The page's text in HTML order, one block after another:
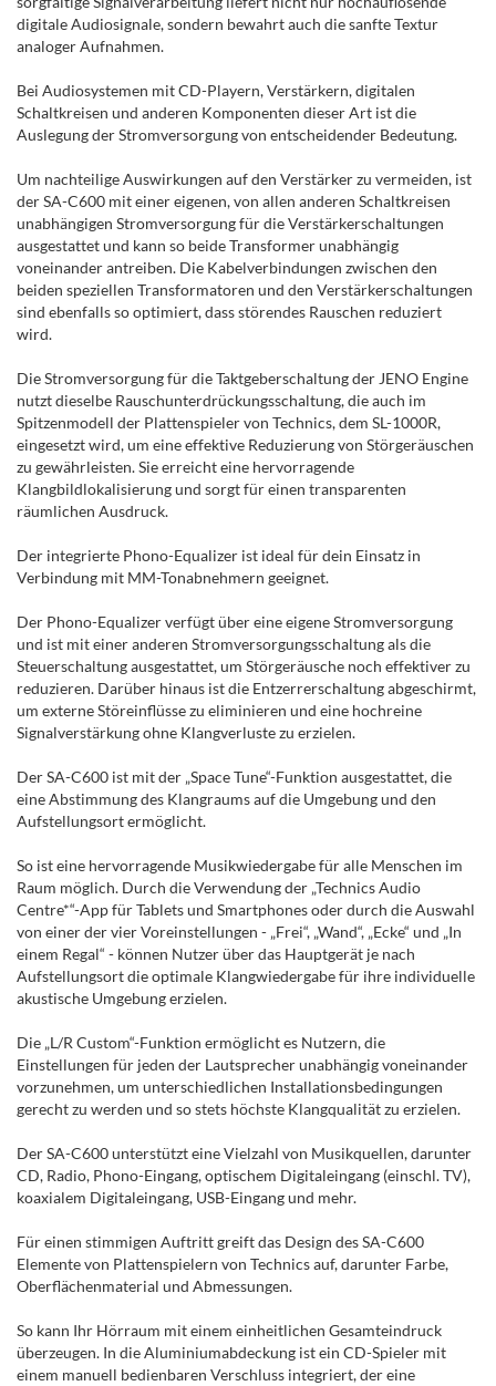
digitale Audiosignale, sondern bewahrt auch die sanfte Textur
analoger Aufnahmen.
Bei Audiosystemen mit CD-Playern, Verstärkern, digitalen
Schaltkreisen und anderen Komponenten dieser Art ist die
Auslegung der Stromversorgung von entscheidender Bedeutung.
Um nachteilige Auswirkungen auf den Verstärker zu vermeiden, ist
der SA-C600 mit einer eigenen, von allen anderen Schaltkreisen
unabhängigen Stromversorgung für die Verstärkerschaltungen
ausgestattet und kann so beide Transformer unabhängig
voneinander antreiben. Die Kabelverbindungen zwischen den
beiden speziellen Transformatoren und den Verstärkerschaltungen
sind ebenfalls so optimiert, dass störendes Rauschen reduziert
wird.
Die Stromversorgung für die Taktgeberschaltung der JENO Engine
nutzt dieselbe Rauschunterdrückungsschaltung, die auch im
Spitzenmodell der Plattenspieler von Technics, dem SL-1000R,
eingesetzt wird, um eine effektive Reduzierung von Störgeräuschen
zu gewährleisten. Sie erreicht eine hervorragende
Klangbildlokalisierung und sorgt für einen transparenten
räumlichen Ausdruck.
Der integrierte Phono-Equalizer ist ideal für dein Einsatz in
Verbindung mit MM-Tonabnehmern geeignet.
Der Phono-Equalizer verfügt über eine eigene Stromversorgung
und ist mit einer anderen Stromversorgungsschaltung als die
Steuerschaltung ausgestattet, um Störgeräusche noch effektiver zu
reduzieren. Darüber hinaus ist die Entzerrerschaltung abgeschirmt,
um externe Störeinflüsse zu eliminieren und eine hochreine
Signalverstärkung ohne Klangverluste zu erzielen.
Der SA-C600 ist mit der „Space Tune“-Funktion ausgestattet, die
eine Abstimmung des Klangraums auf die Umgebung und den
Aufstellungsort ermöglicht.
So ist eine hervorragende Musikwiedergabe für alle Menschen im
Raum möglich. Durch die Verwendung der „Technics Audio
Centre*“-App für Tablets und Smartphones oder durch die Auswahl
von einer der vier Voreinstellungen - „Frei“, „Wand“, „Ecke“ und „In
einem Regal“ - können Nutzer über das Hauptgerät je nach
Aufstellungsort die optimale Klangwiedergabe für ihre individuelle
akustische Umgebung erzielen.
Die „L/R Custom“-Funktion ermöglicht es Nutzern, die
Einstellungen für jeden der Lautsprecher unabhängig voneinander
vorzunehmen, um unterschiedlichen Installationsbedingungen
gerecht zu werden und so stets höchste Klangqualität zu erzielen.
Der SA-C600 unterstützt eine Vielzahl von Musikquellen, darunter
CD, Radio, Phono-Eingang, optischem Digitaleingang (einschl. TV),
koaxialem Digitaleingang, USB-Eingang und mehr.
Für einen stimmigen Auftritt greift das Design des SA-C600
Elemente von Plattenspielern von Technics auf, darunter Farbe,
Oberflächenmaterial und Abmessungen.
So kann Ihr Hörraum mit einem einheitlichen Gesamteindruck
überzeugen. In die Aluminiumabdeckung ist ein CD-Spieler mit
einem manuell bedienbaren Verschluss integriert, der eine